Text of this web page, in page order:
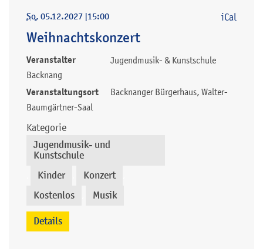
So, 05.12.2027 |15:00
Weihnachtskonzert
Veranstalter
Jugendmusik- & Kunstschule
Backnang
Veranstaltungsort
Backnanger Bürgerhaus, Walter-
Baumgärtner-Saal
Kategorie
Jugendmusik- und
Kunstschule
Kinder Konzert
Kostenlos Musik
iCal
Details